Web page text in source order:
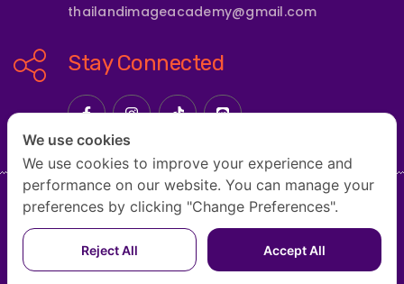
thailandimageacademy@gmail.com
Stay Connected
HOME ABOUT US COURSE COURSE FORMATS
OUR INSTRUCTORS & EXPERTS
CONTACT US
We use cookies
We use cookies to improve your experience and
performance on our website. You can manage your
preferences by clicking "Change Preferences".
Reject All Accept All